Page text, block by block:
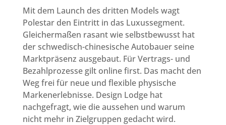
Mit dem Launch des dritten Models wagt
Polestar den Eintritt in das Luxussegment.
Gleichermaßen rasant wie selbstbewusst hat
der schwedisch-chinesische Autobauer seine
Marktpräsenz ausgebaut. Für Vertrags- und
Bezahlprozesse gilt online first. Das macht den
Weg frei für neue und flexible physische
Markenerlebnisse. Design Lodge hat
nachgefragt, wie die aussehen und warum
nicht mehr in Zielgruppen gedacht wird.